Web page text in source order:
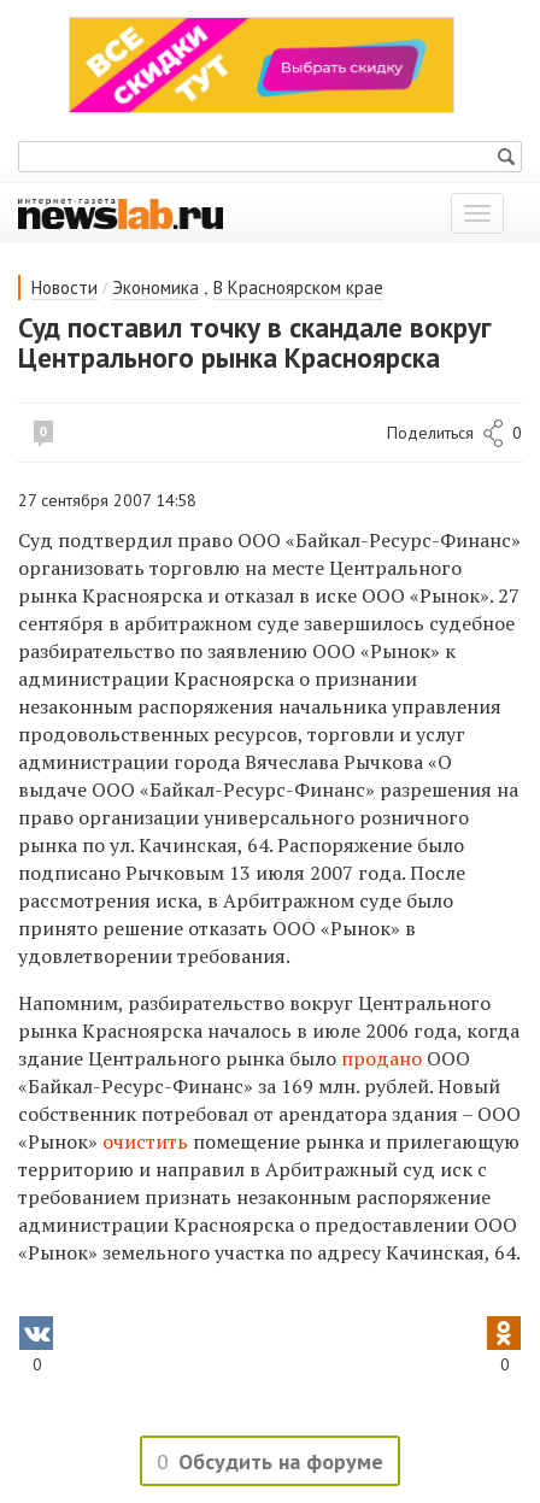
Показать
меню
Новости / Экономика , В Красноярском крае
Суд поставил точку в скандале вокруг
Центрального рынка Красноярска
0 Поделиться 0
27 сентября 2007 14:58
Суд подтвердил право ООО «Байкал-Ресурс-Финанс»
организовать торговлю на месте Центрального
рынка Красноярска и отказал в иске ООО «Рынок». 27
сентября в арбитражном суде завершилось судебное
разбирательство по заявлению ООО «Рынок» к
администрации Красноярска о признании
незаконным распоряжения начальника управления
продовольственных ресурсов, торговли и услуг
администрации города Вячеслава Рычкова «О
выдаче ООО «Байкал-Ресурс-Финанс» разрешения на
право организации универсального розничного
рынка по ул. Качинская, 64. Распоряжение было
подписано Рычковым 13 июля 2007 года. После
рассмотрения иска, в Арбитражном суде было
принято решение отказать ООО «Рынок» в
удовлетворении требования.
Напомним, разбирательство вокруг Центрального
рынка Красноярска началось в июле 2006 года, когда
здание Центрального рынка было продано ООО
«Байкал-Ресурс-Финанс» за 169 млн. рублей. Новый
собственник потребовал от арендатора здания – ООО
«Рынок» очистить помещение рынка и прилегающую
территорию и направил в Арбитражный суд иск с
требованием признать незаконным распоряжение
администрации Красноярска о предоставлении ООО
«Рынок» земельного участка по адресу Качинская, 64.
0 0
0 Обсудить на форуме